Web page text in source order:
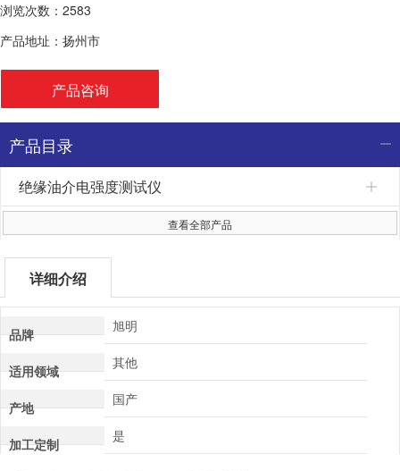
浏览次数：2583
产品地址：扬州市
产品咨询
产品目录
绝缘油介电强度测试仪
查看全部产品
详细介绍
品牌 旭明
适用领域 其他
产地 国产
加工定制 是